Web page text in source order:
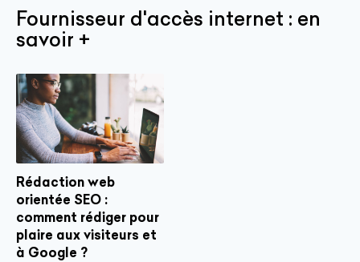
Fournisseur d'accès internet : en
savoir +
Rédaction web
orientée SEO :
comment rédiger pour
plaire aux visiteurs et
à Google ?